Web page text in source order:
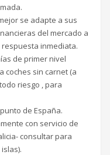
se adapte a sus
del mercado a
inmediata.
de primer nivel
coches sin carnet (a
riesgo , para
de España.
con servicio de
consultar para